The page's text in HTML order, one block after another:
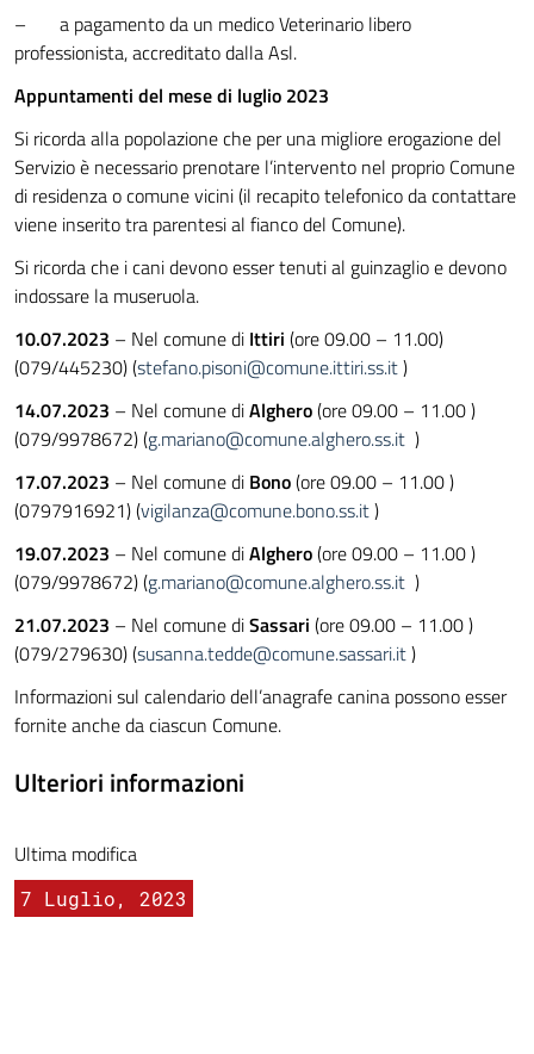
– a pagamento da un medico Veterinario libero
professionista, accreditato dalla Asl.
Appuntamenti del mese di luglio 2023
Si ricorda alla popolazione che per una migliore erogazione del
Servizio è necessario prenotare l’intervento nel proprio Comune
di residenza o comune vicini (il recapito telefonico da contattare
viene inserito tra parentesi al fianco del Comune).
Si ricorda che i cani devono esser tenuti al guinzaglio e devono
indossare la museruola.
10.07.2023 – Nel comune di Ittiri (ore 09.00 – 11.00)
(079/445230) (stefano.pisoni@comune.ittiri.ss.it)
14.07.2023 – Nel comune diAlghero(ore 09.00 – 11.00 )
(079/9978672) (g.mariano@comune.alghero.ss.it )
17.07.2023 – Nel comune di Bono(ore 09.00 – 11.00 )
(0797916921) (vigilanza@comune.bono.ss.it)
19.07.2023 – Nel comune diAlghero(ore 09.00 – 11.00 )
(079/9978672) (g.mariano@comune.alghero.ss.it )
21.07.2023 – Nel comune diSassari (ore 09.00 – 11.00 )
(079/279630) (susanna.tedde@comune.sassari.it)
Informazioni sul calendario dell’anagrafe canina possono esser
fornite anche da ciascun Comune.
Ulteriori informazioni
Ultima modifica
7 Luglio, 2023